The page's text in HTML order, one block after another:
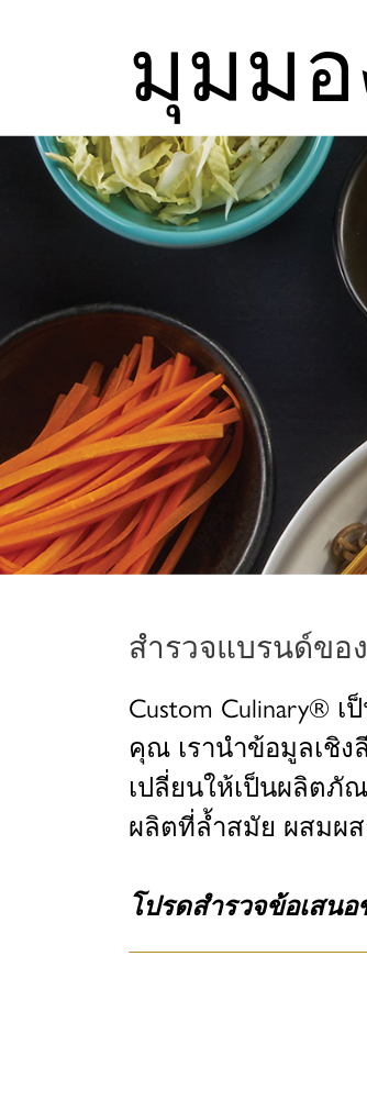
มุมมอ
สำรวจแบรนด์ของ
Custom Culinary®
คุณ เรานำข้อมูลเชิง
เปลี่ยนให้เป็นผลิตภั
ผลิตที่ล้ำสมัย ผสมผ
โปรดสำรวจข้อเสน